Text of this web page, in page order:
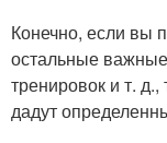
Конечно, если вы
остальные
тренировок и т.
дадут